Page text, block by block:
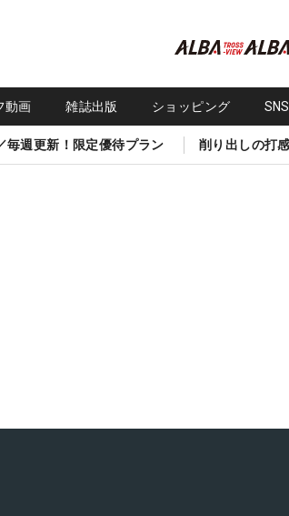
動画 雑誌出版 ショッピング
毎週更新！限定優待プラン 削り出しの打